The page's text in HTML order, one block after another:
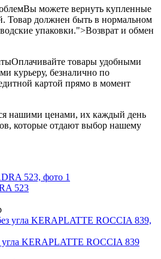
Вы можете вернуть купленные
Товар должнен быть в нормальном
упаковки.">Возврат и обмен
Оплачивайте товары удобными
курьеру, безналично по
картой прямо в момент
нашими ценами, их каждый день
которые отдают выбор нашему
523
угла KERAPLATTE ROCCIA 839